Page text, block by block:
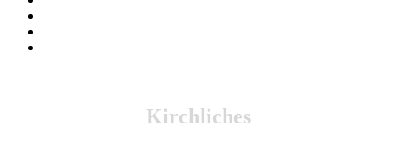
Kirchliches